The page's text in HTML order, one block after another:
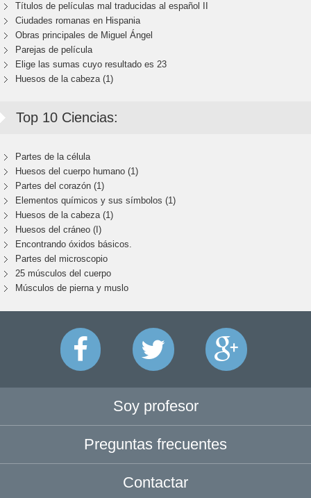
Títulos de películas mal traducidas al español II
Ciudades romanas en Hispania
Obras principales de Miguel Ángel
Parejas de película
Elige las sumas cuyo resultado es 23
Huesos de la cabeza (1)
Top 10 Ciencias:
Partes de la célula
Huesos del cuerpo humano (1)
Partes del corazón (1)
Elementos químicos y sus símbolos (1)
Huesos de la cabeza (1)
Huesos del cráneo (I)
Encontrando óxidos básicos.
Partes del microscopio
25 músculos del cuerpo
Músculos de pierna y muslo
Soy profesor
Preguntas frecuentes
Contactar